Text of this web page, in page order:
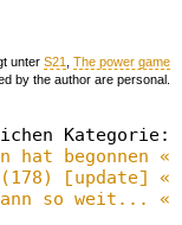
unter S21
The power game
by the author are personal.
Kategorie:
hat begonnen «
[update] «
so weit... «